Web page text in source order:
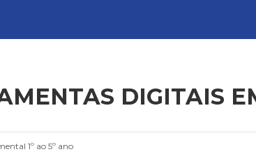
DIGITAIS
1º ao 5º ano